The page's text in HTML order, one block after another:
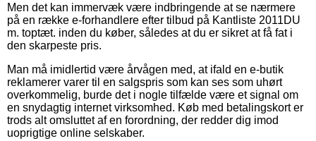
Men det kan immervæk være indbringende at se nærmere
på en række e-forhandlere efter tilbud på Kantliste 2011DU
m. toptæt. inden du køber, således at du er sikret at få fat i
den skarpeste pris.
Man må imidlertid være årvågen med, at ifald en e-butik
reklamerer varer til en salgspris som kan ses som uhørt
overkommelig, burde det i nogle tilfælde være et signal om
en snydagtig internet virksomhed. Køb med betalingskort er
trods alt omsluttet af en forordning, der redder dig imod
uoprigtige online selskaber.